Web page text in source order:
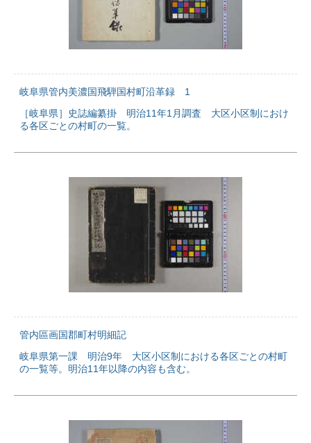
岐阜県管内美濃国飛騨国村町沿革録 1
［岐阜県］史誌編纂掛 明治11年1月調査 大区小区制におけ
る各区ごとの村町の一覧。
管内區画国郡町村明細記
岐阜県第一課 明治9年 大区小区制における各区ごとの村町
の一覧等。明治11年以降の内容も含む。